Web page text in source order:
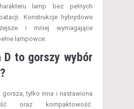
lamp bez pełnych
Konstrukcje hybrydowe
i mniej wymagające
lampowce.
D to gorszy wybór
gorsza, tylko inna i nastawiona
oraz kompaktowość.